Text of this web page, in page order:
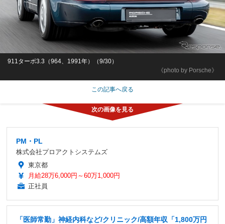
《photo by Porsche》
911ターボ3.3（964、1991年）（9/30）
この記事へ戻る
PM・PL
株式会社プロアクトシステムズ
東京都
月給28万6,000円～60万1,000円
正社員
「医師常勤」神経内科など/クリニック/高額年収「1,800万円